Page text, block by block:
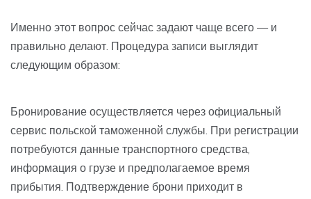
Именно этот вопрос сейчас задают чаще всего — и
правильно делают. Процедура записи выглядит
следующим образом:
Бронирование осуществляется через официальный
сервис польской таможенной службы. При регистрации
потребуются данные транспортного средства,
информация о грузе и предполагаемое время
прибытия. Подтверждение брони приходит в